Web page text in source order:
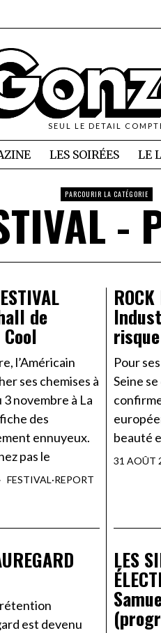
SEUL LE DETAIL
LES SOIRÉES LE
PARCOURIR LA CATÉGORIE
-
de
l’Américain
ses chemises à
novembre à La
des
ennuyeux.
pas le
FESTIVAL·REPORT
Pour
Seine
beauté
31 AOÛT
est devenu
LES